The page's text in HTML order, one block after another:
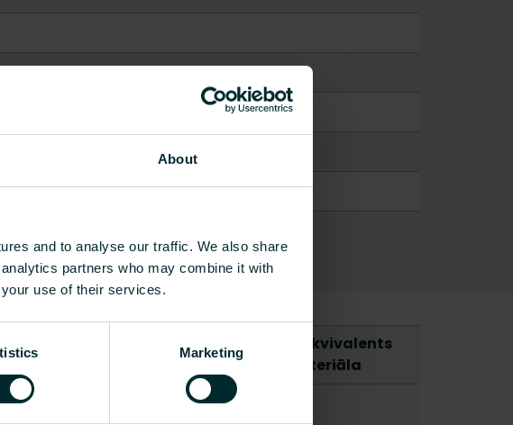
About
and to analyse our traffic. We also share
partners who may combine it with
use of their services.
Marketing
Dziļums
Svars
CO2/Kg ekvivalents
uz kg materiāla
50 6.84